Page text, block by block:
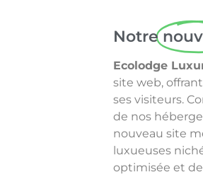
Notre
Ecolodge
site web,
ses visiteurs.
de nos
nouveau site
luxueuses
optimisée et